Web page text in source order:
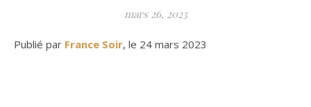
mars 26, 2023
Publié par France Soir, le 24 mars 2023